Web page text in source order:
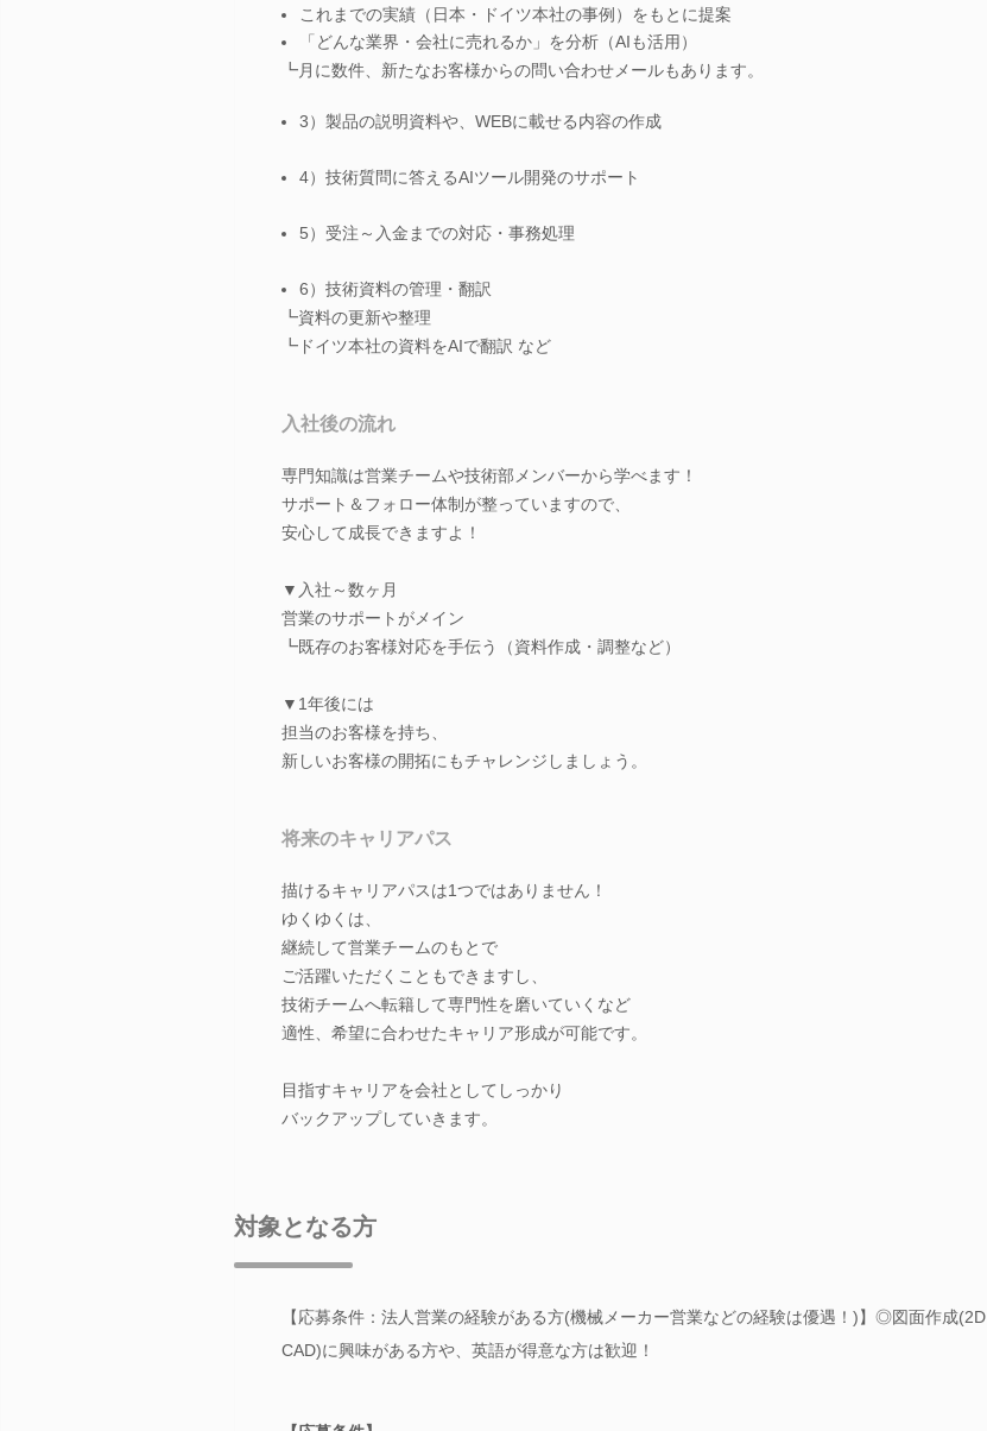
これまでの実績（日本・ドイツ本社の事例）をもとに提案
「どんな業界・会社に売れるか」を分析（AIも活用）
┗月に数件、新たなお客様からの問い合わせメールもあります。
3）製品の説明資料や、WEBに載せる内容の作成
4）技術質問に答えるAIツール開発のサポート
5）受注～入金までの対応・事務処理
6）技術資料の管理・翻訳
┗資料の更新や整理
┗ドイツ本社の資料をAIで翻訳 など
入社後の流れ
専門知識は営業チームや技術部メンバーから学べます！
サポート＆フォロー体制が整っていますので、
安心して成長できますよ！
▼入社～数ヶ月
営業のサポートがメイン
┗既存のお客様対応を手伝う（資料作成・調整など）
▼1年後には
担当のお客様を持ち、
新しいお客様の開拓にもチャレンジしましょう。
将来のキャリアパス
描けるキャリアパスは1つではありません！
ゆくゆくは、
継続して営業チームのもとで
ご活躍いただくこともできますし、
技術チームへ転籍して専門性を磨いていくなど
適性、希望に合わせたキャリア形成が可能です。
目指すキャリアを会社としてしっかり
バックアップしていきます。
対象となる方
【応募条件：法人営業の経験がある方(機械メーカー営業などの経験は優遇！)】◎図面作成(2D
CAD)に興味がある方や、英語が得意な方は歓迎！